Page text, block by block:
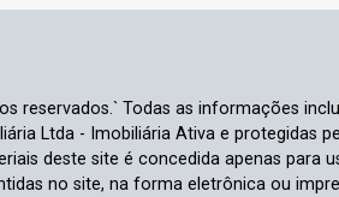
reservados.` Todas as informações
Ltda - Imobiliária Ativa e protegidas
deste site é concedida apenas para
no site, na forma eletrônica ou